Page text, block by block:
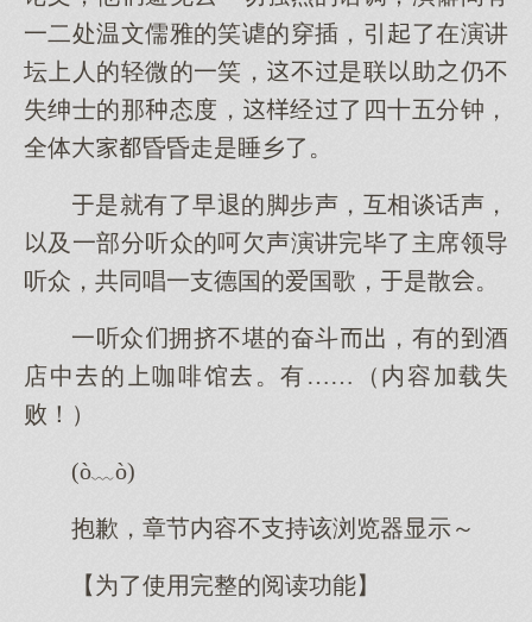
一二处温文儒雅的笑谑的穿插，引了在演讲
坛人的轻微的一笑，不是联助仍不
失绅士的那态度，经了四十五分钟，
全体昏昏走是睡乡了。
是就有了早退的脚步声，互相谈话声，
及一部分听众的呵欠声演讲完毕了主席领导
听众，共同唱一支德国的爱国歌，是散。
一听众拥挤不堪的奋斗，有的酒
店中的咖啡馆。有……（内容加载失
败！）
(ò﹏ò)
抱歉，章节内容不支持该浏览器显示～
【为了使用完整的阅读功能】